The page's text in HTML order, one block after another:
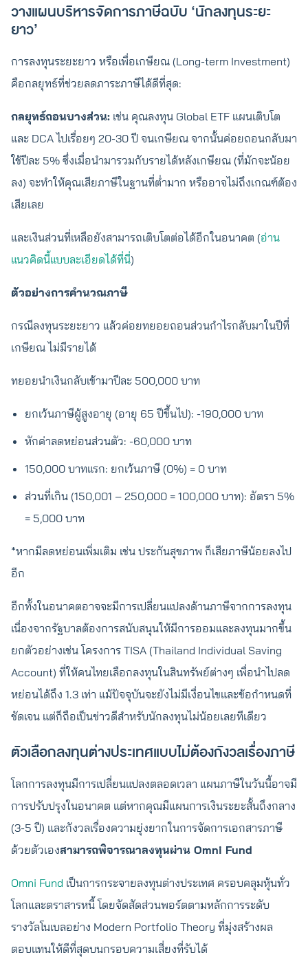
วางแผนบริหารจัดการภาษีฉบับ ‘นักลงทุนระยะ
ยาว’
การลงทุนระยะยาว หรือเพื่อเกษียณ (Long-term Investment)
คือกลยุทธ์ที่ช่วยลดภาระภาษีได้ดีที่สุด:
กลยุทธ์ถอนบางส่วน: เช่น คุณลงทุน Global ETF แผนเติบโต
และ DCA ไปเรื่อยๆ 20-30 ปี จนเกษียณ จากนั้นค่อยถอนกลับมา
ใช้ปีละ 5% ซึ่งเมื่อนำมารวมกับรายได้หลังเกษียณ (ที่มักจะน้อย
ลง) จะทำให้คุณเสียภาษีในฐานที่ต่ำมาก หรืออาจไม่ถึงเกณฑ์ต้อง
เสียเลย
และเงินส่วนที่เหลือยังสามารถเติบโตต่อได้อีกในอนาคต (อ่าน
แนวคิดนี้แบบละเอียดได้ที่นี่)
ตัวอย่างการคำนวณภาษี
กรณีลงทุนระยะยาว แล้วค่อยทยอยถอนส่วนกำไรกลับมาในปีที่
เกษียณ ไม่มีรายได้
ทยอยนำเงินกลับเข้ามาปีละ 500,000 บาท
ยกเว้นภาษีผู้สูงอายุ (อายุ 65 ปีขึ้นไป): -190,000 บาท
หักค่าลดหย่อนส่วนตัว: -60,000 บาท
150,000 บาทแรก: ยกเว้นภาษี (0%) = 0 บาท
ส่วนที่เกิน (150,001 – 250,000 = 100,000 บาท): อัตรา 5%
= 5,000 บาท
*หากมีลดหย่อนเพิ่มเติม เช่น ประกันสุขภาพ ก็เสียภาษีน้อยลงไป
อีก
อีกทั้งในอนาคตอาจจะมีการเปลี่ยนแปลงด้านภาษีจากการลงทุน
เนื่องจากรัฐบาลต้องการสนับสนุนให้มีการออมและลงทุนมากขึ้น
ยกตัวอย่างเช่น โครงการ TISA (Thailand Individual Saving
Account) ที่ให้คนไทยเลือกลงทุนในสินทรัพย์ต่างๆ เพื่อนำไปลด
หย่อนได้ถึง 1.3 เท่า แม้ปัจจุบันจะยังไม่มีเงื่อนไขและข้อกำหนดที่
ชัดเจน แต่ก็ถือเป็นข่าวดีสำหรับนักลงทุนไม่น้อยเลยทีเดียว
ตัวเลือกลงทุนต่างประเทศแบบไม่ต้องกังวลเรื่องภาษี
โลกการลงทุนมีการเปลี่ยนแปลงตลอดเวลา แผนภาษีในวันนี้อาจมี
การปรับปรุงในอนาคต แต่หากคุณมีแผนการเงินระยะสั้นถึงกลาง
(3-5 ปี) และกังวลเรื่องความยุ่งยากในการจัดการเอกสารภาษี
ด้วยตัวเองสามารถพิจารณาลงทุนผ่าน Omni Fund
Omni Fund เป็นการกระจายลงทุนต่างประเทศ ครอบคลุมหุ้นทั่ว
โลกและตราสารหนี้ โดยจัดสัดส่วนพอร์ตตามหลักการระดับ
รางวัลโนเบลอย่าง Modern Portfolio Theory ที่มุ่งสร้างผล
ตอบแทนให้ดีที่สุดบนกรอบความเสี่ยงที่รับได้